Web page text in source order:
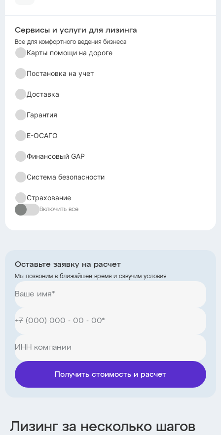
Сервисы и услуги для лизинга
Все для комфортного ведения бизнеса
Карты помощи на дороге
Постановка на учет
Доставка
Гарантия
Е-ОСАГО
Финансовый GAP
Система безопасности
Страхование
Включить все
Оставьте заявку на расчет
Мы позвоним в ближайшее время и озвучим условия
Получить стоимость и расчет
Лизинг за несколько шагов